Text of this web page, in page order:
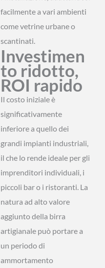
facilmente a vari ambienti
come vetrine urbane o
scantinati.
Investimen
to ridotto,
ROI rapido
Il costo iniziale è
significativamente
inferiore a quello dei
grandi impianti industriali,
il che lo rende ideale per gli
imprenditori individuali, i
piccoli bar o i ristoranti. La
natura ad alto valore
aggiunto della birra
artigianale può portare a
un periodo di
ammortamento